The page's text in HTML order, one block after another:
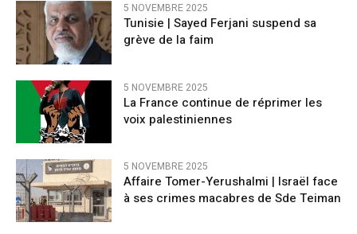
5 NOVEMBRE 2025
Tunisie | Sayed Ferjani suspend sa
grève de la faim
5 NOVEMBRE 2025
La France continue de réprimer les
voix palestiniennes
5 NOVEMBRE 2025
Affaire Tomer-Yerushalmi | Israël face
à ses crimes macabres de Sde Teiman